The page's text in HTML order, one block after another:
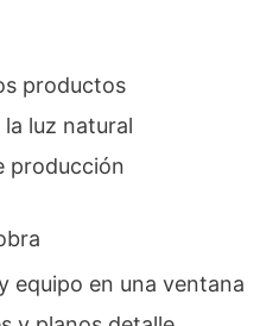
productos
luz natural
producción
equipo en una ventana